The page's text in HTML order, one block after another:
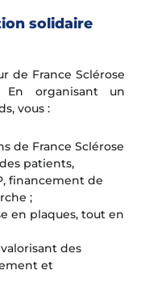
solidaire
de France Sclérose
organisant un
vous :
de France Sclérose
patients,
financement de
;
en plaques, tout en
des
et